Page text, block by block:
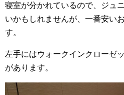
寝室が分かれているので、ジュ
いかもしれませんが、一番安い
す。
左手にはウォークインクローゼ
があります。